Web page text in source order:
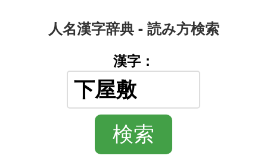
人名漢字辞典 - 読み方検索
漢字：